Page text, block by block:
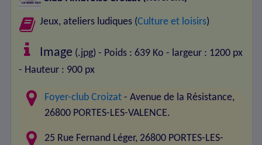
Jeux, ateliers ludiques (Culture et loisirs)
Image (.jpg) - Poids : 639 Ko - largeur : 1200 px
- Hauteur : 900 px
Foyer-club Croizat - Avenue de la Résistance,
26800 PORTES-LES-VALENCE.
25 Rue Fernand Léger, 26800 PORTES-LES-